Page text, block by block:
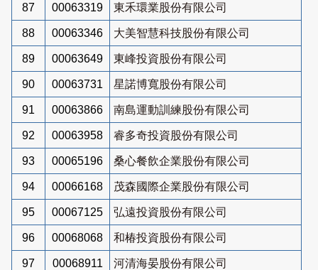
87 00063319 東禾環業股份有限公司
88 00063346 大美智慧科技股份有限公司
89 00063649 東峰投資股份有限公司
90 00063731 星諾博寬股份有限公司
91 00063866 南島運動訓練股份有限公司
92 00063958 睿多奇投資股份有限公司
93 00065196 桑心餐飲企業股份有限公司
94 00066168 茂森國際企業股份有限公司
95 00067125 弘遠投資股份有限公司
96 00068068 和椿投資股份有限公司
97 00068911 河清海晏股份有限公司